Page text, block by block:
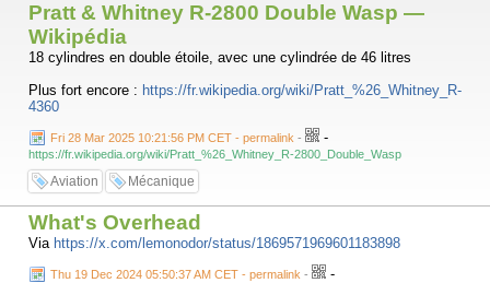
Pratt & Whitney R-2800 Double Wasp —
Wikipédia
18 cylindres en double étoile, avec une cylindrée de 46 litres
Plus fort encore : https://fr.wikipedia.org/wiki/Pratt_%26_Whitney_R-
4360
Fri 28 Mar 2025 10:21:56 PM CET - permalink - -
https://fr.wikipedia.org/wiki/Pratt_%26_Whitney_R-2800_Double_Wasp
Aviation Mécanique
What's Overhead
Via https://x.com/lemonodor/status/1869571969601183898
Thu 19 Dec 2024 05:50:37 AM CET - permalink - -